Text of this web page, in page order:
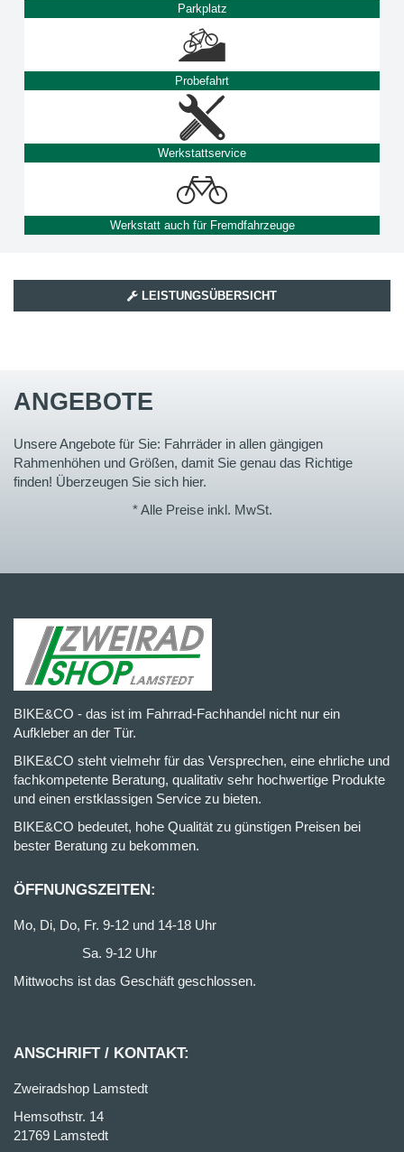
Parkplatz
Probefahrt
Werkstattservice
Werkstatt auch für Fremdfahrzeuge
LEISTUNGSÜBERSICHT
ANGEBOTE
Unsere Angebote für Sie: Fahrräder in allen gängigen
Rahmenhöhen und Größen, damit Sie genau das Richtige
finden! Überzeugen Sie sich hier.
* Alle Preise inkl. MwSt.
BIKE&CO - das ist im Fahrrad-Fachhandel nicht nur ein
Aufkleber an der Tür.
BIKE&CO steht vielmehr für das Versprechen, eine ehrliche und
fachkompetente Beratung, qualitativ sehr hochwertige Produkte
und einen erstklassigen Service zu bieten.
BIKE&CO bedeutet, hohe Qualität zu günstigen Preisen bei
bester Beratung zu bekommen.
ÖFFNUNGSZEITEN:
Mo, Di, Do, Fr. 9-12 und 14-18 Uhr
Sa. 9-12 Uhr
Mittwochs ist das Geschäft geschlossen.
ANSCHRIFT / KONTAKT:
Zweiradshop Lamstedt
Hemsothstr. 14
21769 Lamstedt